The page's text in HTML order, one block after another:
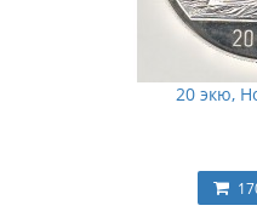
20 экю,